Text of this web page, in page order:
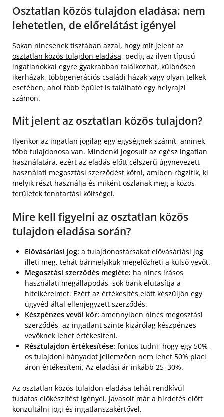
Osztatlan közös tulajdon eladása: nem
lehetetlen, de előrelátást igényel
Sokan nincsenek tisztában azzal, hogy mit jelent az
osztatlan közös tulajdon eladása, pedig az ilyen típusú
ingatlanokkal egyre gyakrabban találkozhat, különösen
ikerházak, többgenerációs családi házak vagy olyan telkek
esetében, ahol több épület is található egy helyrajzi
számon.
Mit jelent az osztatlan közös tulajdon?
Ilyenkor az ingatlan jogilag egy egységnek számít, aminek
több tulajdonosa van. Mindenki jogosult az egész ingatlan
használatára, ezért az eladás előtt célszerű úgynevezett
használati megosztási szerződést kötni, amiben rögzítik, ki
melyik részt használja és miként oszlanak meg a közös
területek fenntartási költségei.
Mire kell figyelni az osztatlan közös
tulajdon eladása során?
Elővásárlási jog: a tulajdonostársakat elővásárlási jog
illeti meg, tehát bármelyikük megelőzheti a külső vevőt.
Megosztási szerződés megléte: ha nincs írásos
használati megállapodás, sok bank elutasítja a
hitelkérelmet. Ezért az értékesítés előtt készüljön egy
ügyvéd által ellenjegyzett szerződés.
Készpénzes vevői kör: amennyiben nincs megosztási
szerződés, az ingatlant szinte kizárólag készpénzes
vevőknek lehet értékesíteni.
Résztulajdon értékesítése: fontos tudni, hogy egy 50%-
os tulajdoni hányadot jellemzően nem lehet 50% piaci
áron értékesíteni. Az eladási ár inkább 25–30%.
Az osztatlan közös tulajdon eladása tehát rendkívül
tudatos előkészítést igényel. Javasolt már a hirdetés előtt
konzultálni jogi és ingatlanszakértővel.